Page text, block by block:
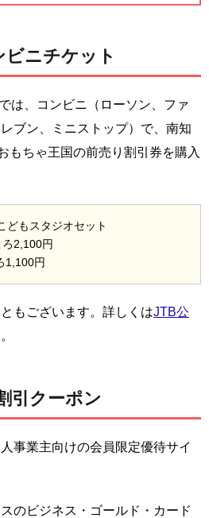
ニチケット
は、コンビニ（ローソン、ファ
ブン、ミニストップ）で、南知
もちゃ王国の前売り割引券を購入
もスタジオセット
2,100円
1,100円
もございます。詳しくはJTB公
引クーポン
事業主向けの会員限定優待サイ
のビジネス・ゴールド・カード